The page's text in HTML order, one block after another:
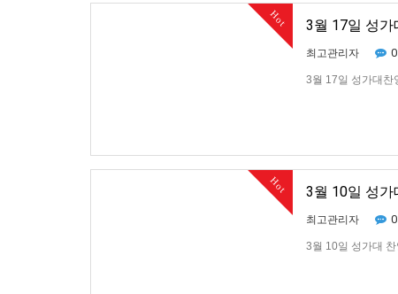
Hot 3월 17일 성가
최고관리자 0
3월 17일 성가대찬
Hot 3월 10일 성가
최고관리자 0
3월 10일 성가대